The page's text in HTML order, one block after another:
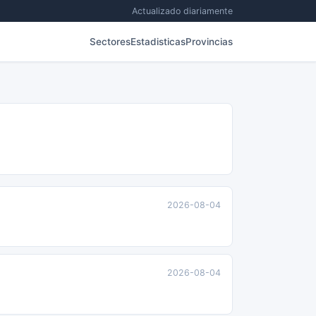
Actualizado diariamente
SectoresEstadisticasProvincias
2026-08-04
2026-08-04